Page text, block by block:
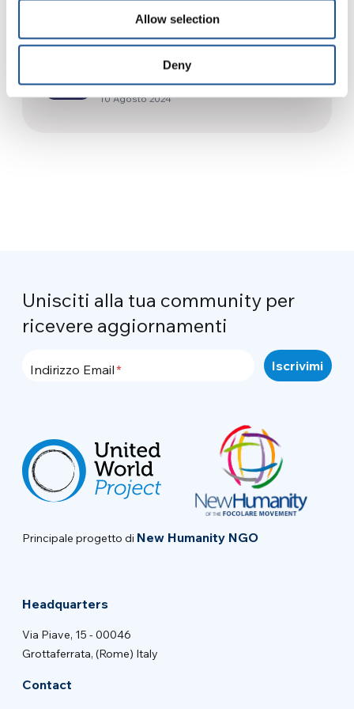
Allow selection
Deny
mondo “condiviso”
27 Aprile 2016
Intervista con Stefano
10 Agosto 2024
Unisciti alla tua community per
ricevere aggiornamenti
Indirizzo Email
Principale progetto di New Humanity NGO
Headquarters
Via Piave, 15 - 00046
Grottaferrata, (Rome) Italy
Contact